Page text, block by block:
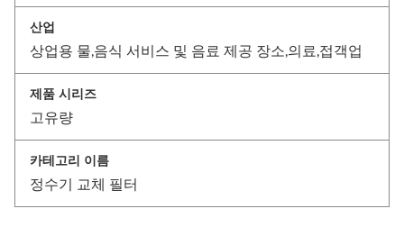
산업
상업용 물,음식 서비스 및 음료 제공 장소,의료,접객업
제품 시리즈
고유량
카테고리 이름
정수기 교체 필터